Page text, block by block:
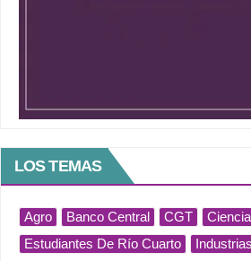
LOS TEMAS
Agro Banco Central CGT Ciencia
Estudiantes De Río Cuarto
Industrias